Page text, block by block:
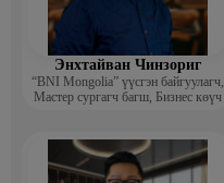
Энхтайван Чинзориг
“BNI Mongolia” үүсгэн байгуулагч,
Мастер сургагч багш, Бизнес көүч